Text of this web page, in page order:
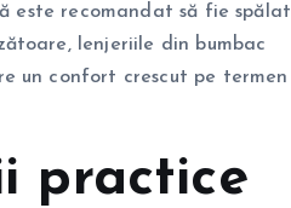
este recomandat să fie spălat
lenjeriile din bumbac
un confort crescut pe termen
practice